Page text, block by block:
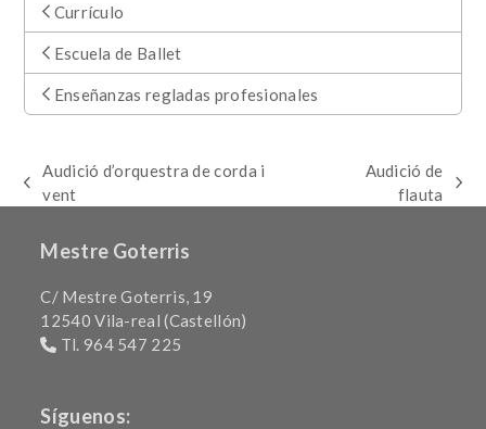
Currículo
Escuela de Ballet
Enseñanzas regladas profesionales
previous
Audició d’orquestra de corda i
vent
Audició de
flauta
Mestre Goterris
C/ Mestre Goterris, 19
12540 Vila-real (Castellón)
Tl. 964 547 225
Síguenos: